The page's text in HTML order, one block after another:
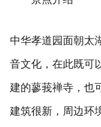
中华孝道园面朝太
音文化，在此既可
建的蓼莪禅寺，也
建筑很新，周边环